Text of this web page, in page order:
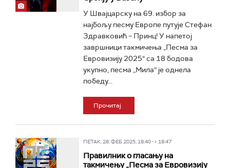
У Швајцарску на 69. избор за
најбољу песму Европе путује Стефан
Здравковић – Принц! У напетој
завршници такмичења „Песма за
Евровизију 2025“ са 18 бодова
укупно, песма „Мила“ је однела
победу...
Прочитај
ПЕТАК, 28. ФЕБ 2025, 18:40 -> 18:47
Правилник о гласању на
такмичењу „Песма за Евровизију